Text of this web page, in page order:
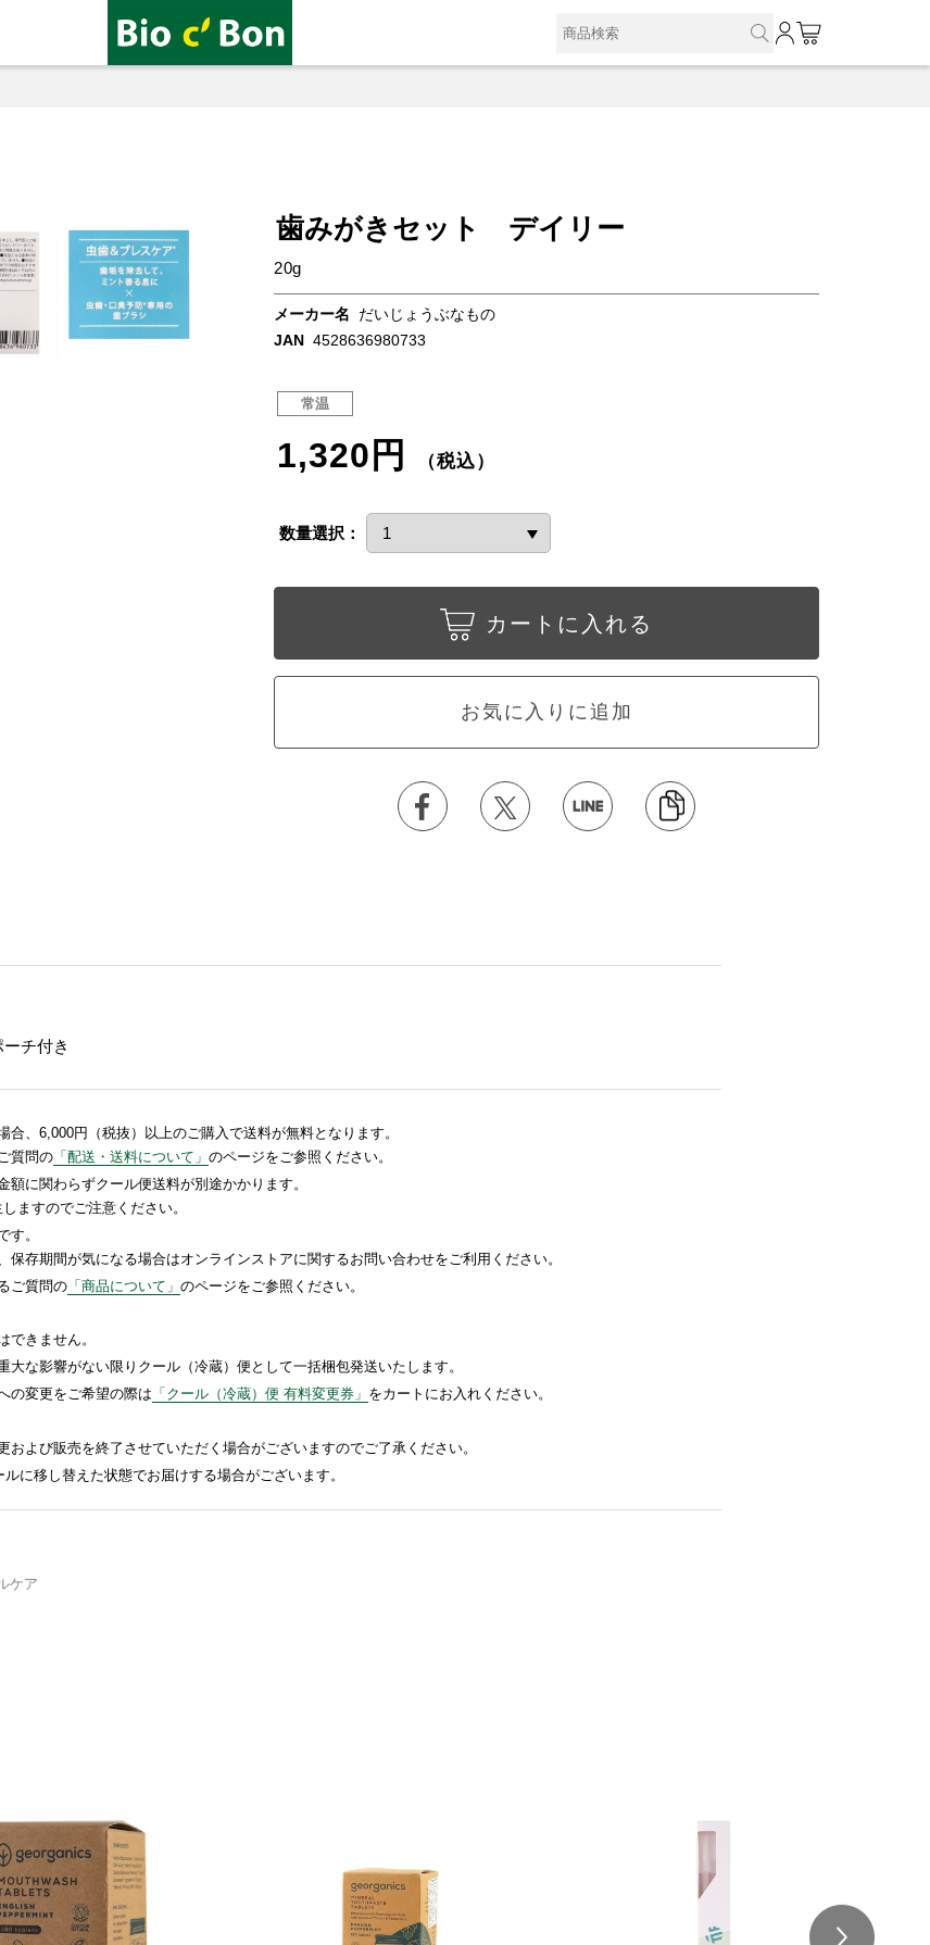
歯みがきセット デイリー
20g
メーカー名
だいじょうぶなもの
JAN 4528636980733
常温
1,320円 （税込）
数量選択：
カートに入れる
お気に入りに追加
チ付き
合、6,000円（税抜）以上のご購入で送料が無料となります。
質問の 「配送・送料について」 のページをご参照ください。
額に関わらずクール便送料が別途かかります。
ますのでご注意ください。
す。
存期間が気になる場合はオンラインストアに関するお問い合わせをご利用ください。
ご質問の 「商品について」 のページをご参照ください。
できません。
な影響がない限りクール（冷蔵）便として一括梱包発送いたします。
の変更をご希望の際は 「クール（冷蔵）便 有料変更券」 をカートにお入れください。
よび販売を終了させていただく場合がございますのでご了承ください。
に移し替えた状態でお届けする場合がございます。
ケア